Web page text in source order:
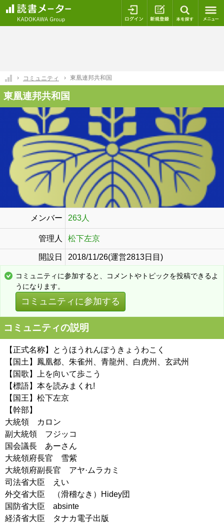
ログイン 新規登録
コミュニティ 東凰連邦共和国
東凰連邦共和国
メンバー 263人
管理人 松下左京
開設日 2018/11/26(運営2813日目)
コミュニティに参加すると、コメントやトピックを投稿できるよ
うになります。
コミュニティに参加する
コミュニティの説明
【正式名称】とうほうれんぽうきょうわこく
【国土】鳳凰都、朱雀州、青龍州、白虎州、玄武州
【国歌】上を向いて歩こう
【標語】本を読みまくれ!
【国王】松下左京
【幹部】
大統領 カロン
副大統領 フジッコ
国会議長 あーさん
大統領府長官 雪紫
大統領府副長官 アヤ·ムラカミ
司法省大臣 えい
外交省大臣 （滑稽なき）Hidey団
国防省大臣 absinte
経済省大臣 タナカ電子出版